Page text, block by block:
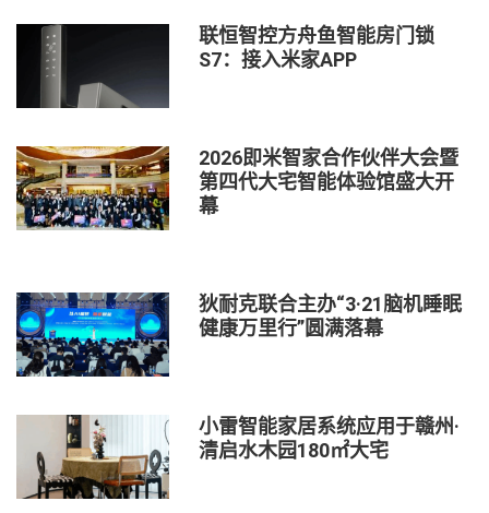
联恒智控方舟鱼智能房门锁
S7：接入米家APP
2026即米智家合作伙伴大会暨
第四代大宅智能体验馆盛大开
幕
狄耐克联合主办“3·21脑机睡眠
健康万里行”圆满落幕
小雷智能家居系统应用于赣州·
清启水木园180㎡大宅